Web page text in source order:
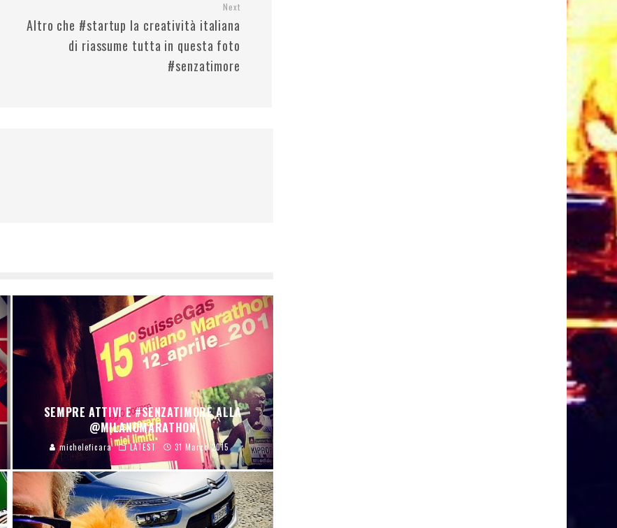
Next
Altro che #startup la creatività italiana
di riassume tutta in questa foto
#senzatimore
SEMPRE ATTIVI E #SENZATIMORE ALLA
@MILANOMARATHON
micheleficara LATEST 31 Marzo 2015